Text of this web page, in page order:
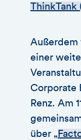
ThinkTank
einer
Corporate
Renz. Am
über „